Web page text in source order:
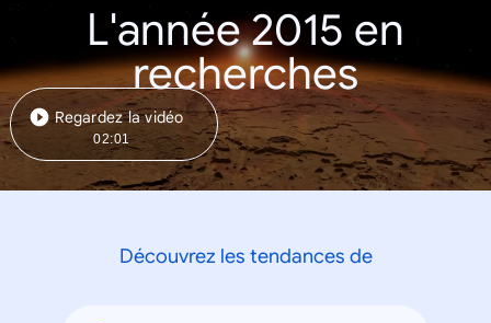
L'année 2015 en
recherches
Regardez la vidéo
02:01
Découvrez les tendances de